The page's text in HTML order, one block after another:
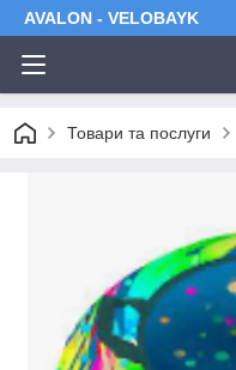
AVALON - VELOBAYK
Товари та послуги